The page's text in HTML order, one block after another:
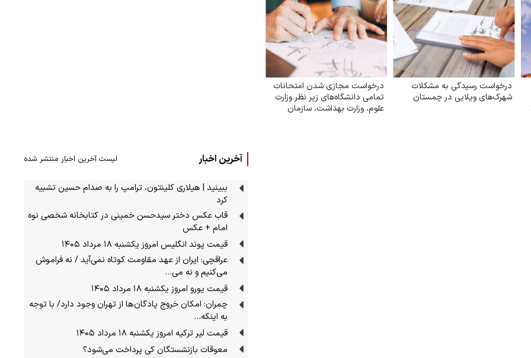
درخواست رسیدگی به مشکلات
شهرک‌های ویلایی در چمستان
درخواست مجازی شدن امتحانات
تمامی دانشگاه‌های زیر نظر وزارت
علوم‌، وزارت بهداشت، سازمان
آخرین اخبار لیست آخرین اخبار منتشر شده
ببینید | هیلاری کلینتون، ترامپ را به صدام حسین تشبیه
کرد
قاب عکس دختر سیدحسن خمینی در کتابخانه شخصی نوه
امام + عکس
قیمت پوند انگلیس امروز یکشنبه ۱۸ مرداد ۱۴۰۵
عراقچی: ایران از عهد مقاومت کوتاه نمی‌آید / نه فراموش
می‌کنیم و نه می…
قیمت یورو امروز یکشنبه ۱۸ مرداد ۱۴۰۵
چمران: امکان خروج پادگان‌ها از تهران وجود دارد/ با توجه
به اینکه…
قیمت لیر ترکیه امروز یکشنبه ۱۸ مرداد ۱۴۰۵
معوقات بازنشستگان کی پرداخت می‌شود؟